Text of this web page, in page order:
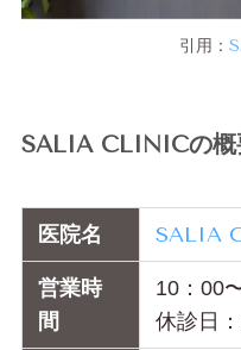
引用：
SALIA CLINICの概
医院名 SALIA
営業時
間
10：00
休診日